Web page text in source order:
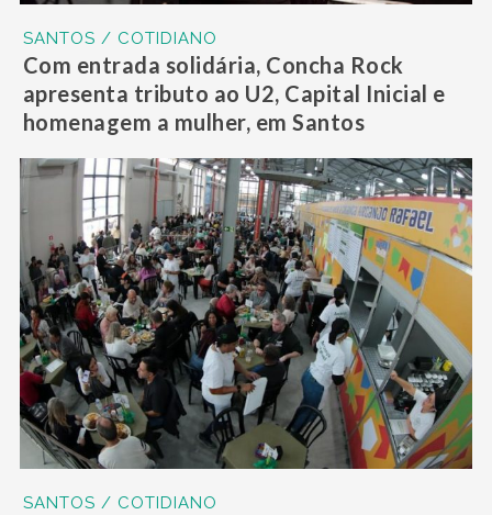
SANTOS / COTIDIANO
Com entrada solidária, Concha Rock
apresenta tributo ao U2, Capital Inicial e
homenagem a mulher, em Santos
SANTOS / COTIDIANO